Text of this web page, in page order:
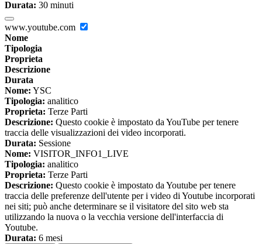
Durata: 30 minuti
www.youtube.com
Nome
Tipologia
Proprieta
Descrizione
Durata
Nome: YSC
Tipologia: analitico
Proprieta: Terze Parti
Descrizione: Questo cookie è impostato da YouTube per tenere
traccia delle visualizzazioni dei video incorporati.
Durata: Sessione
Nome: VISITOR_INFO1_LIVE
Tipologia: analitico
Proprieta: Terze Parti
Descrizione: Questo cookie è impostato da Youtube per tenere
traccia delle preferenze dell'utente per i video di Youtube incorporati
nei siti; può anche determinare se il visitatore del sito web sta
utilizzando la nuova o la vecchia versione dell'interfaccia di
Youtube.
Durata: 6 mesi